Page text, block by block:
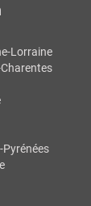
Lorraine